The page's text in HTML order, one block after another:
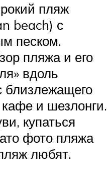
пляж
beach) с
песком.
пляжа и его
вдоль
близлежащего
и шезлонги.
купаться
фото пляжа
любят.